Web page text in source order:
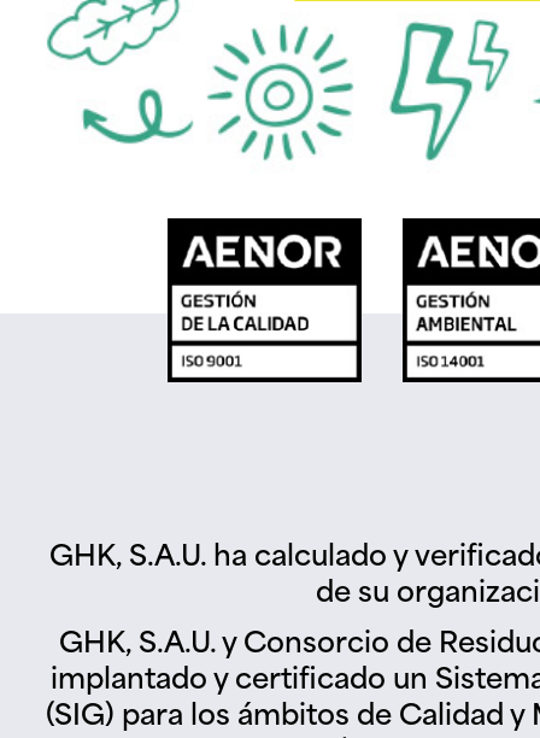
GHK, S.A.U. ha calculado y
de su
GHK, S.A.U. y Consorcio de
implantado y certificado un
(SIG) para los ámbitos de Calidad